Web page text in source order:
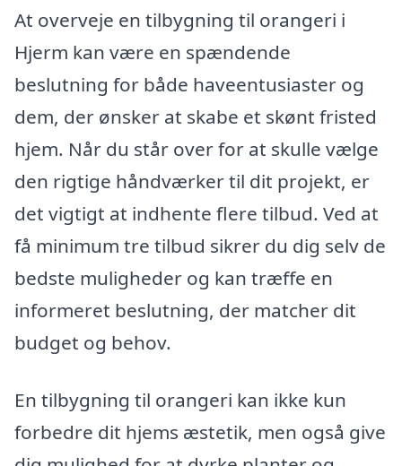
At overveje en tilbygning til orangeri i
Hjerm kan være en spændende
beslutning for både haveentusiaster og
dem, der ønsker at skabe et skønt fristed
hjem. Når du står over for at skulle vælge
den rigtige håndværker til dit projekt, er
det vigtigt at indhente flere tilbud. Ved at
få minimum tre tilbud sikrer du dig selv de
bedste muligheder og kan træffe en
informeret beslutning, der matcher dit
budget og behov.
En tilbygning til orangeri kan ikke kun
forbedre dit hjems æstetik, men også give